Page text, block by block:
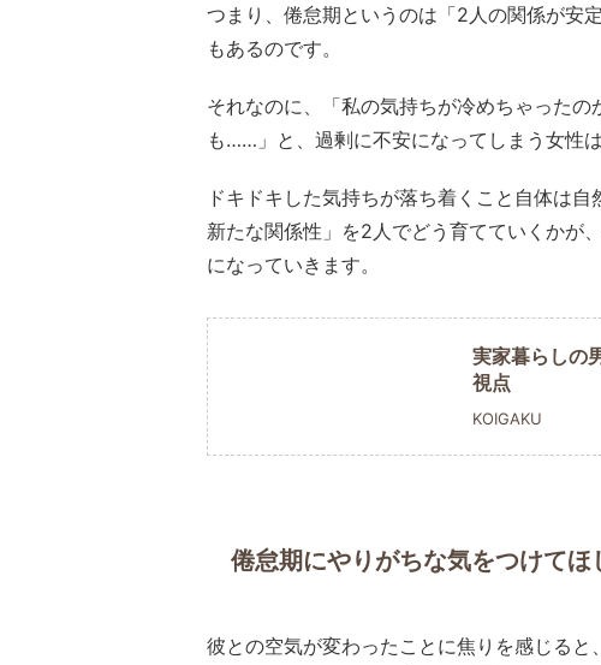
つまり、倦怠期というのは「2人の関係が安
もあるのです。
それなのに、「私の気持ちが冷めちゃった
も……」と、過剰に不安になってしまう女性
ドキドキした気持ちが落ち着くこと自体は
新たな関係性」を2人でどう育てていくかが
になっていきます。
実家暮らしの
視点
KOIGAKU
倦怠期にやりがちな気をつけてほ
彼との空気が変わったことに焦りを感じる